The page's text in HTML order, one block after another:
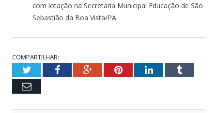
com lotação na Secretaria Municipal Educação de São
Sebastião da Boa Vista/PA.
COMPARTILHAR:
TwitterFacebookGoogle+PinterestLinkedInTumblr
Email